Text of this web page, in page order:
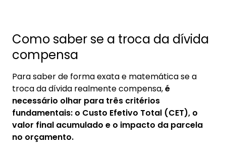
Como saber se a troca da dívida
compensa
Para saber de forma exata e matemática se a
troca da dívida realmente compensa,é
necessário olhar para três critérios
fundamentais: o Custo Efetivo Total (CET), o
valor final acumulado e o impacto da parcela
no orçamento.